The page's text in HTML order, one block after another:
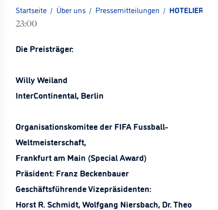
Startseite / Über uns / Pressemitteilungen / HOTELIER
23:00
Die Preisträger:
Willy Weiland
InterContinental, Berlin
Organisationskomitee der FIFA Fussball-
Weltmeisterschaft,
Frankfurt am Main (Special Award)
Präsident: Franz Beckenbauer
Geschäftsführende Vizepräsidenten:
Horst R. Schmidt, Wolfgang Niersbach, Dr. Theo